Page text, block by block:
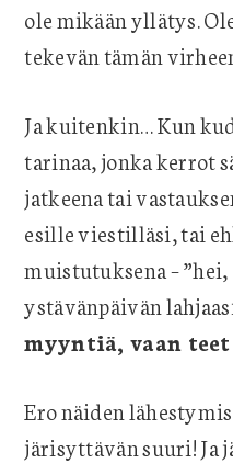
ole mikään yllätys.
tekevän tämän
Ja kuitenkin… Kun
tarinaa, jonka kerrot
jatkeena tai
esille viestilläsi, tai
muistutuksena –
ystävänpäivän
myyntiä, vaan
Ero näiden
järisyttävän suuri! Ja